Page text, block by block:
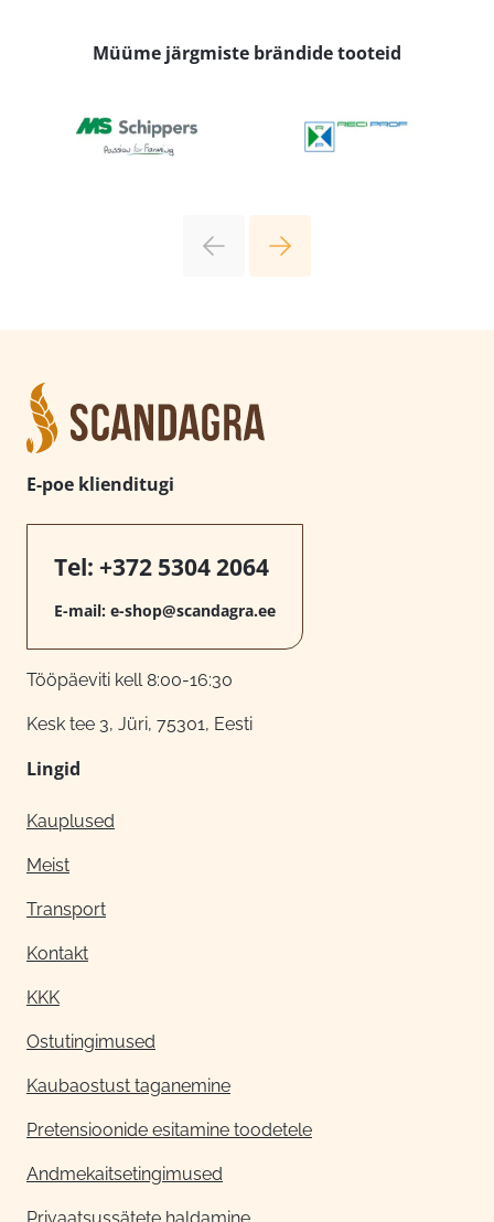
Müüme järgmiste brändide tooteid
E-poe klienditugi
Tel: +372 5304 2064
E-mail: e-shop@scandagra.ee
Tööpäeviti kell 8:00-16:30
Kesk tee 3, Jüri, 75301, Eesti
Lingid
Kauplused
Meist
Transport
Kontakt
KKK
Ostutingimused
Kaubaostust taganemine
Pretensioonide esitamine toodetele
Andmekaitsetingimused